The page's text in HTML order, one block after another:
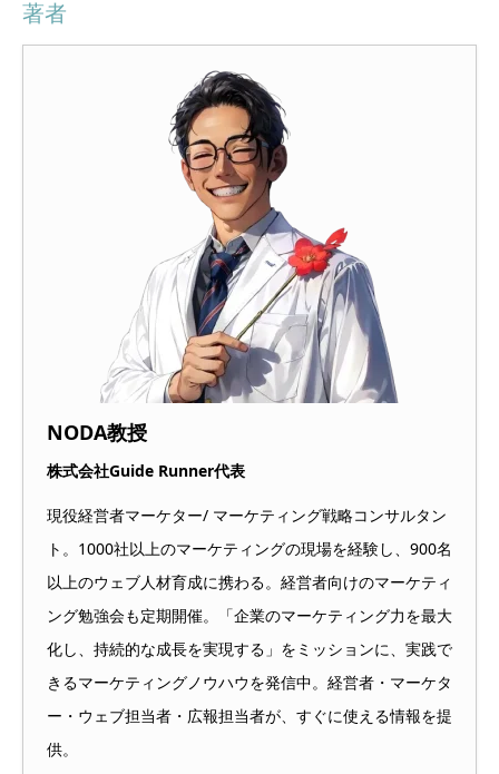
著者
NODA教授
株式会社Guide Runner代表
現役経営者マーケター/ マーケティング戦略コンサルタン
ト。1000社以上のマーケティングの現場を経験し、900名
以上のウェブ人材育成に携わる。経営者向けのマーケティ
ング勉強会も定期開催。「企業のマーケティング力を最大
化し、持続的な成長を実現する」をミッションに、実践で
きるマーケティングノウハウを発信中。経営者・マーケタ
ー・ウェブ担当者・広報担当者が、すぐに使える情報を提
供。